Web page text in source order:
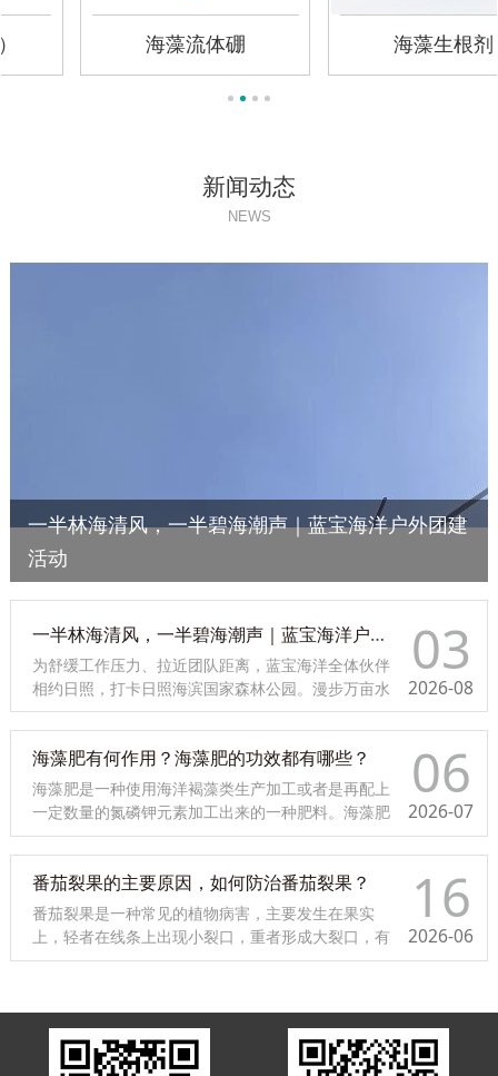
海藻生根剂 海藻绿色能量肥
新闻动态
NEWS
一半林海清风，一半碧海潮声｜蓝宝海洋户外团建
活动
03
2026-08
一半林海清风，一半碧海潮声｜蓝宝海洋户外团建活动
为舒缓工作压力、拉近团队距离，蓝宝海洋全体伙伴
相约日照，打卡日照海滨国家森林公园。漫步万亩水
杉秘境、探秘【森活木趣・木育森林】，登功勋军舰
感悟海防力量，顺路探访本地渔家海岸任家台。林海
清风、木质童趣、碧海浪潮、渔家烟火相融，在自然
与创意之中凝聚同心力量。
06
2026-07
海藻肥有何作用？海藻肥的功效都有哪些？
海藻肥是一种使用海洋褐藻类生产加工或者是再配上
一定数量的氮磷钾元素加工出来的一种肥料。海藻肥
含有大量从海藻中提取的有利于植物生长发育的天然
生物活性物质和海藻从海洋中吸收并富集在体内的矿
物质元素，与传统肥料相比，其营养全面，施用后作
物生长均衡，增产显着，且极少出现缺素症。
16
2026-06
番茄裂果的主要原因，如何防治番茄裂果？
番茄裂果是一种常见的植物病害，主要发生在果实
上，轻者在线条上出现小裂口，重者形成大裂口，有
时胎座种子外露。